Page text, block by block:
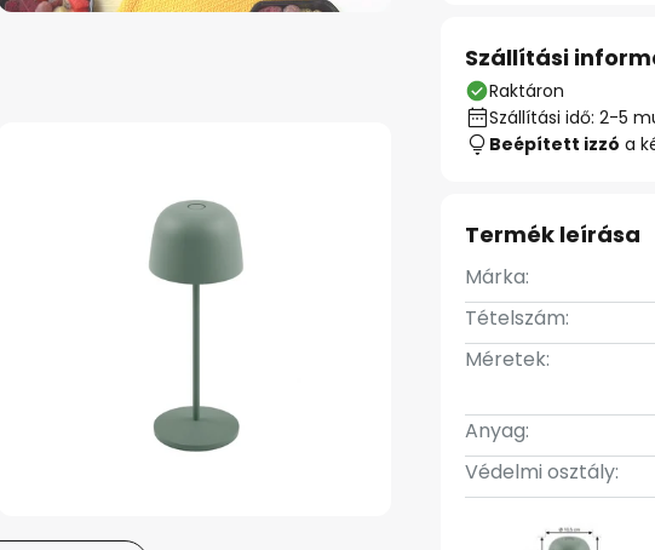
Szállítási
Raktáron
Szállítási idő: 2-5
Beépített izzó a
Termék leírása
Márka:
Tételszám:
Méretek:
Anyag:
Védelmi osztály: